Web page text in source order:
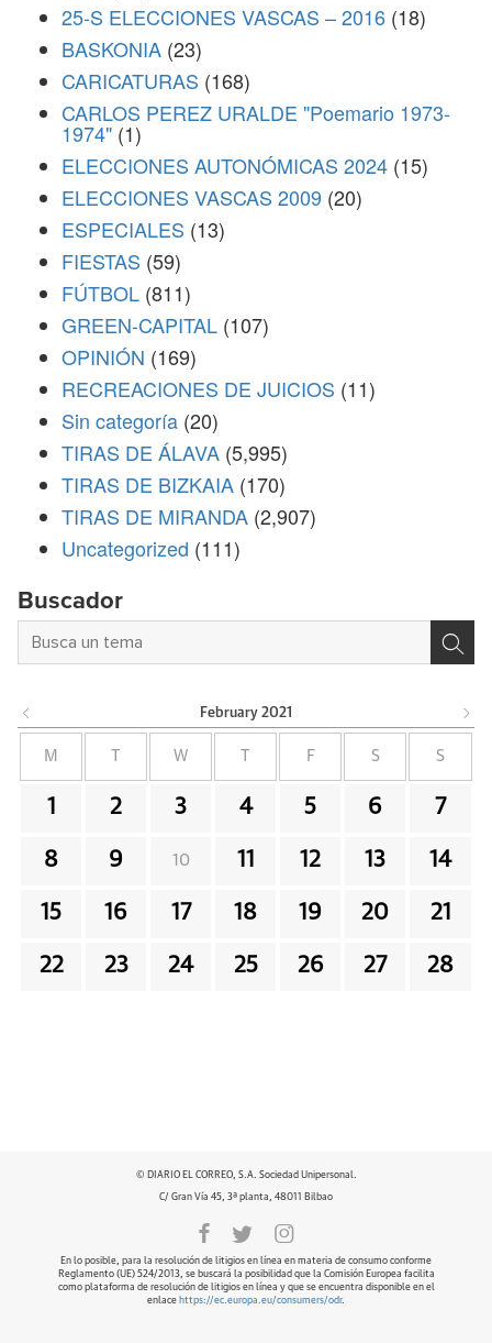
25-S ELECCIONES VASCAS – 2016 (18)
BASKONIA (23)
CARICATURAS (168)
CARLOS PEREZ URALDE "Poemario 1973-
1974" (1)
ELECCIONES AUTONÓMICAS 2024 (15)
ELECCIONES VASCAS 2009 (20)
ESPECIALES (13)
FIESTAS (59)
FÚTBOL (811)
GREEN-CAPITAL (107)
OPINIÓN (169)
RECREACIONES DE JUICIOS (11)
Sin categoría (20)
TIRAS DE ÁLAVA (5,995)
TIRAS DE BIZKAIA (170)
TIRAS DE MIRANDA (2,907)
Uncategorized (111)
Buscador
February 2021
M T W T F S S
1 2 3 4 5 6 7
8 9 10 11 12 13 14
15 16 17 18 19 20 21
22 23 24 25 26 27 28
© DIARIO EL CORREO, S.A. Sociedad Unipersonal.
C/ Gran Vía 45, 3ª planta, 48011 Bilbao
En lo posible, para la resolución de litigios en línea en materia de consumo conforme
Reglamento (UE) 524/2013, se buscará la posibilidad que la Comisión Europea facilita
como plataforma de resolución de litigios en línea y que se encuentra disponible en el
enlace https://ec.europa.eu/consumers/odr.